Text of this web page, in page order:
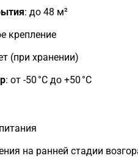
: до 48 м²
крепление
(при хранении)
: от -50 °C до +50 °C
на ранней стадии